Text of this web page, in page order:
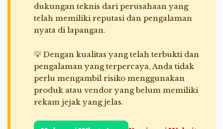
dukungan teknis dari perusahaan yang
telah memiliki reputasi dan pengalaman
nyata di lapangan.
💡 Dengan kualitas yang telah terbukti dan
pengalaman yang terpercaya, Anda tidak
perlu mengambil risiko menggunakan
produk atau vendor yang belum memiliki
rekam jejak yang jelas.